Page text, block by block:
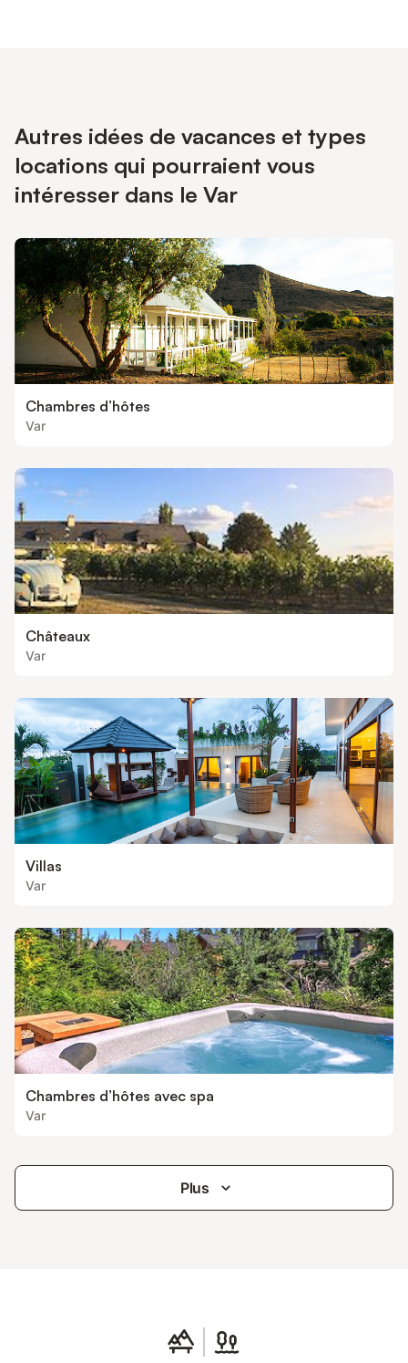
Autres idées de vacances et types
locations qui pourraient vous
intéresser dans le Var
Chambres d’hôtes
Var
Châteaux
Var
Villas
Var
Chambres d’hôtes avec spa
Var
Plus